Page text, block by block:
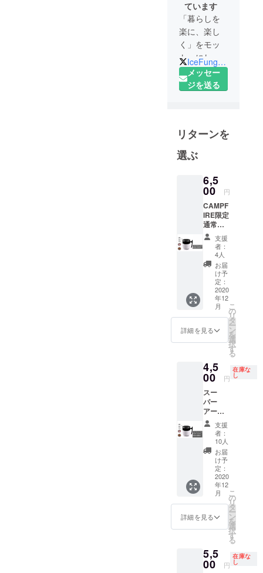
ています
「暮らしを
楽に、楽し
く」をモッ
トーにして
います！
クラウド
Amazonで商
品を販売い
たします。
ラム、ツ
イッターの
方もチェッ
クよろしく
お願いいた
します。
Twitter→@Ic
eFungs_Off
インスタグ
ラム
→icefungs_o
fficial
インスタグ
ワー500人突
破！！！あ
りがとうご
ざいます！
IceFungs_Off
メッセー
ジを送る
リターンを
選ぶ
6,5
00 円
CAMPF
IRE限定
通常販
売予定
価格
8800円
→6500
円 全国
送料込
み(離島
を除き)
支援
者：
4人
お届
け予
定：
2020
年12
月
詳細を見る
こ
の
リ
タ
ー
ン
を
選
択
す
る
4,5
00 円
在庫な
し
スー
パー
アー
リー
バード
通常販
売予定
価格
8800円
→4500
円 先着
10名様
限定 全
国送料
込み(離
支援
者：
10人
お届
け予
定：
2020
年12
月
詳細を見る
こ
の
リ
タ
ー
ン
を
選
択
す
る
5,5
00 円
在庫な
し